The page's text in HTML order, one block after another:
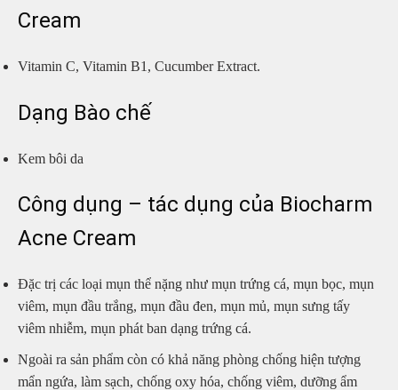
Cream
Vitamin C, Vitamin B1, Cucumber Extract.
Dạng Bào chế
Kem bôi da
Công dụng – tác dụng của Biocharm
Acne Cream
Đặc trị các loại mụn thể nặng như mụn trứng cá, mụn bọc, mụn
viêm, mụn đầu trắng, mụn đầu đen, mụn mủ, mụn sưng tấy
viêm nhiễm, mụn phát ban dạng trứng cá.
Ngoài ra sản phẩm còn có khả năng phòng chống hiện tượng
mẩn ngứa, làm sạch, chống oxy hóa, chống viêm, dưỡng ẩm